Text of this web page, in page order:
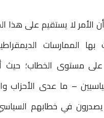
الأمر لا يستقيم على هذا
بها الممارسات
مستوى الخطاب؛ حيث
– ما عدى الأحزاب
في خطابهم